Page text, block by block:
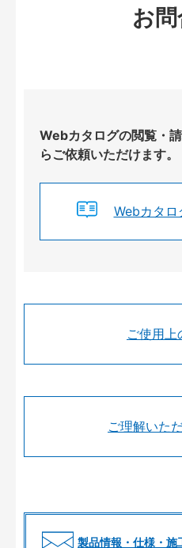
お
Webカタログの閲覧・
らご依頼いただけます。
Webカタロ
ご使用上
ご理解いた
製品情報・仕様・施